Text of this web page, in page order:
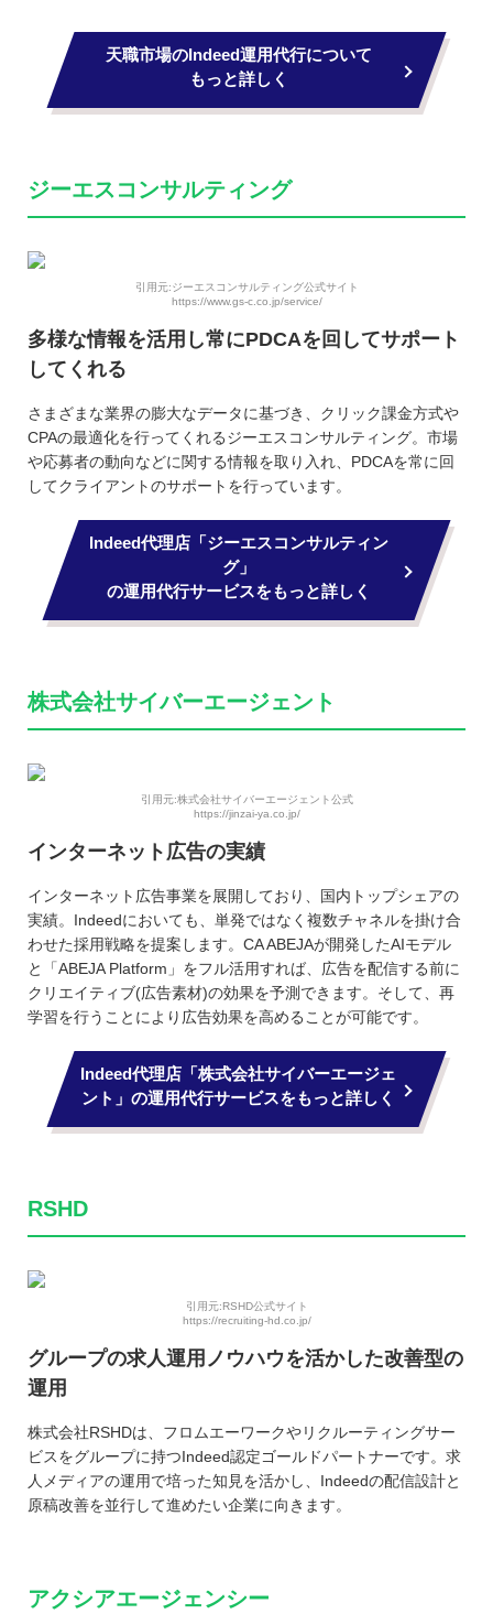
天職市場のIndeed運用代行について
もっと詳しく
ジーエスコンサルティング
引用元:ジーエスコンサルティング公式サイト
https://www.gs-c.co.jp/service/
多様な情報を活用し常にPDCAを回してサポート
してくれる
さまざまな業界の膨大なデータに基づき、クリック課金方式や
CPAの最適化を行ってくれるジーエスコンサルティング。市場
や応募者の動向などに関する情報を取り入れ、PDCAを常に回
してクライアントのサポートを行っています。
Indeed代理店「ジーエスコンサルティン
グ」
の運用代行サービスをもっと詳しく
株式会社サイバーエージェント
引用元:株式会社サイバーエージェント公式
https://jinzai-ya.co.jp/
インターネット広告の実績
インターネット広告事業を展開しており、国内トップシェアの
実績。Indeedにおいても、単発ではなく複数チャネルを掛け合
わせた採用戦略を提案します。CA ABEJAが開発したAIモデル
と「ABEJA Platform」をフル活用すれば、広告を配信する前に
クリエイティブ(広告素材)の効果を予測できます。そして、再
学習を行うことにより広告効果を高めることが可能です。
Indeed代理店「株式会社サイバーエージェ
ント」の運用代行サービスをもっと詳しく
RSHD
引用元:RSHD公式サイト
https://recruiting-hd.co.jp/
グループの求人運用ノウハウを活かした改善型の
運用
株式会社RSHDは、フロムエーワークやリクルーティングサー
ビスをグループに持つIndeed認定ゴールドパートナーです。求
人メディアの運用で培った知見を活かし、Indeedの配信設計と
原稿改善を並行して進めたい企業に向きます。
アクシアエージェンシー